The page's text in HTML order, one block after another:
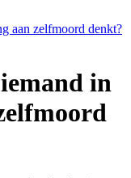
aan zelfmoord denkt?
in